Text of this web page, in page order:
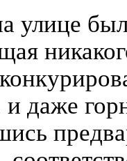
улице
и даже